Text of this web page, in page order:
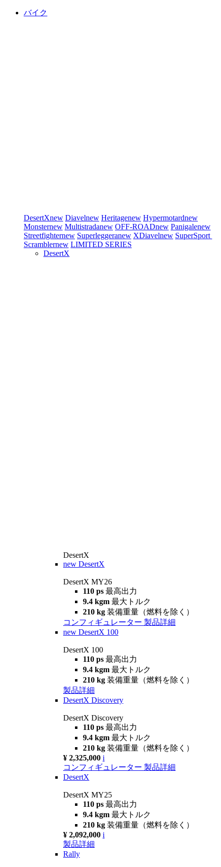
バイク
DesertXnew Diavelnew Heritagenew Hypermotardnew
Monsternew Multistradanew OFF-ROADnew Panigalenew
Streetfighternew Superleggeranew XDiavelnew SuperSport
Scramblernew LIMITED SERIES
DesertX
DesertX
new DesertX
DesertX MY26
110 ps 最高出力
9.4 kgm 最大トルク
210 kg 装備重量（燃料を除く）
コンフィギュレーター 製品詳細
new DesertX 100
DesertX 100
110 ps 最高出力
9.4 kgm 最大トルク
210 kg 装備重量（燃料を除く）
製品詳細
DesertX Discovery
DesertX Discovery
110 ps 最高出力
9.4 kgm 最大トルク
210 kg 装備重量（燃料を除く）
¥ 2,325,000 i
コンフィギュレーター 製品詳細
DesertX
DesertX MY25
110 ps 最高出力
9.4 kgm 最大トルク
210 kg 装備重量（燃料を除く）
¥ 2,092,000 i
製品詳細
Rally